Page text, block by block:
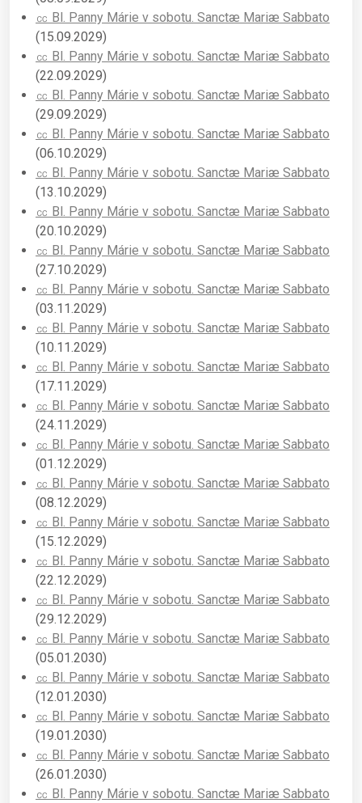
㏄ Bl. Panny Márie v sobotu. Sanctæ Mariæ Sabbato
(15.09.2029)
㏄ Bl. Panny Márie v sobotu. Sanctæ Mariæ Sabbato
(22.09.2029)
㏄ Bl. Panny Márie v sobotu. Sanctæ Mariæ Sabbato
(29.09.2029)
㏄ Bl. Panny Márie v sobotu. Sanctæ Mariæ Sabbato
(06.10.2029)
㏄ Bl. Panny Márie v sobotu. Sanctæ Mariæ Sabbato
(13.10.2029)
㏄ Bl. Panny Márie v sobotu. Sanctæ Mariæ Sabbato
(20.10.2029)
㏄ Bl. Panny Márie v sobotu. Sanctæ Mariæ Sabbato
(27.10.2029)
㏄ Bl. Panny Márie v sobotu. Sanctæ Mariæ Sabbato
(03.11.2029)
㏄ Bl. Panny Márie v sobotu. Sanctæ Mariæ Sabbato
(10.11.2029)
㏄ Bl. Panny Márie v sobotu. Sanctæ Mariæ Sabbato
(17.11.2029)
㏄ Bl. Panny Márie v sobotu. Sanctæ Mariæ Sabbato
(24.11.2029)
㏄ Bl. Panny Márie v sobotu. Sanctæ Mariæ Sabbato
(01.12.2029)
㏄ Bl. Panny Márie v sobotu. Sanctæ Mariæ Sabbato
(08.12.2029)
㏄ Bl. Panny Márie v sobotu. Sanctæ Mariæ Sabbato
(15.12.2029)
㏄ Bl. Panny Márie v sobotu. Sanctæ Mariæ Sabbato
(22.12.2029)
㏄ Bl. Panny Márie v sobotu. Sanctæ Mariæ Sabbato
(29.12.2029)
㏄ Bl. Panny Márie v sobotu. Sanctæ Mariæ Sabbato
(05.01.2030)
㏄ Bl. Panny Márie v sobotu. Sanctæ Mariæ Sabbato
(12.01.2030)
㏄ Bl. Panny Márie v sobotu. Sanctæ Mariæ Sabbato
(19.01.2030)
㏄ Bl. Panny Márie v sobotu. Sanctæ Mariæ Sabbato
(26.01.2030)
㏄ Bl. Panny Márie v sobotu. Sanctæ Mariæ Sabbato